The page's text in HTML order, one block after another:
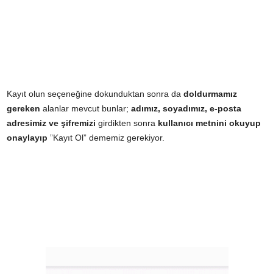
Kayıt olun seçeneğine dokunduktan sonra da doldurmamız
gereken alanlar mevcut bunlar; adımız, soyadımız, e-posta
adresimiz ve şifremizi girdikten sonra kullanıcı metnini okuyup
onaylayıp ”Kayıt Ol” dememiz gerekiyor.